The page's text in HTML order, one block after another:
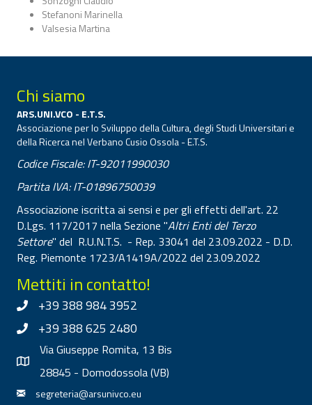
Stefanoni Marinella
Valsesia Martina
Chi siamo
ARS.UNI.VCO - E.T.S.
Associazione per lo Sviluppo della Cultura, degli Studi Universitari e
della Ricerca nel Verbano Cusio Ossola - E.T.S.
Codice Fiscale: IT-92011990030
Partita IVA: IT-01896750039
Associazione iscritta ai sensi e per gli effetti dell'art. 22
D.Lgs. 117/2017 nella Sezione "Altri Enti del Terzo
Settore" del R.U.N.T.S. - Rep. 33041 del 23.09.2022 - D.D.
Reg. Piemonte 1723/A1419A/2022 del 23.09.2022
Mettiti in contatto!
+39 388 984 3952
+39 388 625 2480
Via Giuseppe Romita, 13 Bis
28845 - Domodossola (VB)
segreteria@arsunivco.eu